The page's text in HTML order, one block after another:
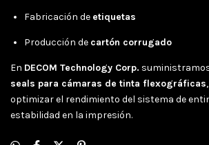
Fabricación de etiquetas
Producción de cartón corrugado
En DECOM Technology Corp.
seals para cámaras de tinta flexográficas
optimizar el rendimiento del sistema de
estabilidad en la impresión.